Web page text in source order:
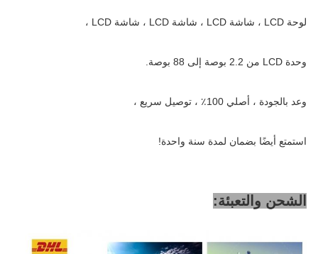
لوحة LCD ، شاشة LCD ، شاشة LCD ، شاشة LCD ،
وحدة LCD من 2.2 بوصة إلى 88 بوصة.
وعد بالجودة ، أصلي 100٪ ، توصيل سريع ،
استمتع أيضًا بضمان لمدة سنة واحدة!
الشحن والتعبئة: